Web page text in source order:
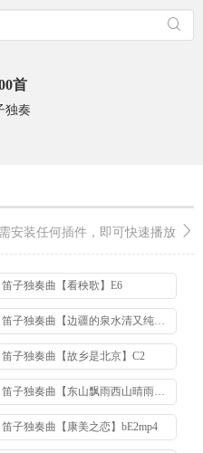
首
独奏
安装任何插件，即可快速播放
笛子独奏曲【看秧歌】E6
笛子独奏曲【边疆的泉水清又纯】D5
笛子独奏曲【故乡是北京】C2
笛子独奏曲【东山飘雨西山晴雨】F2
笛子独奏曲【康美之恋】bE2mp4